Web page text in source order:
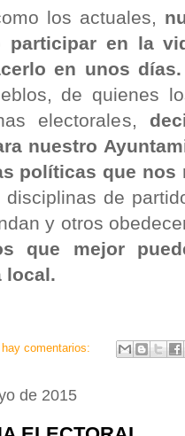
los actuales,
participar en la
en unos días.
de quienes
electorales,
nuestro
políticas que nos
disciplinas de
y otros
que mejor
local.
hay comentarios:
de 2015